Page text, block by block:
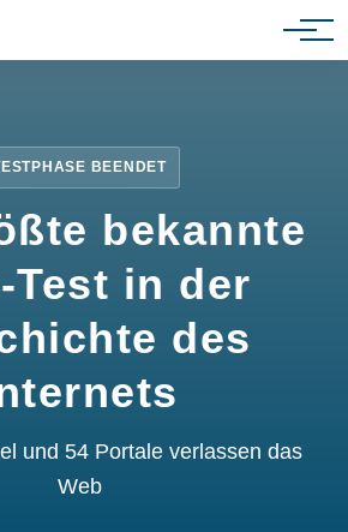
BEENDET
bekannte
Test in der
des
und 54 Portale verlassen das
Web